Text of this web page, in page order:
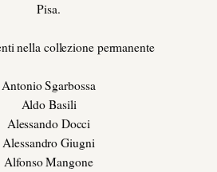
Pisa.
nella collezione permanente
Antonio Sgarbossa
Aldo Basili
Alessando Docci
Alessandro Giugni
Alfonso Mangone